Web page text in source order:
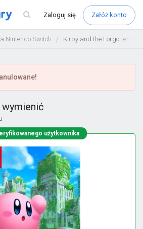
Zaloguj się Załóż konto
Nintendo Switch Kirby and the Forgotten
użytkownika